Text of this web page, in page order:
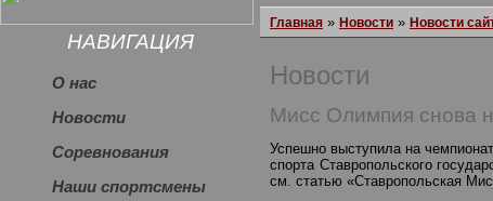
НАВИГАЦИЯ
О нас
Новости
Соревнования
Наши спортсмены
Главная » Новости » Новости
Новости
Мисс Олимпия снова
Успешно выступила на
спорта Ставропольского
см. статью «Ставропольская